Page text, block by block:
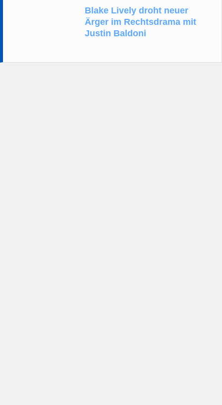
Blake Lively droht neuer
Ärger im Rechtsdrama mit
Justin Baldoni